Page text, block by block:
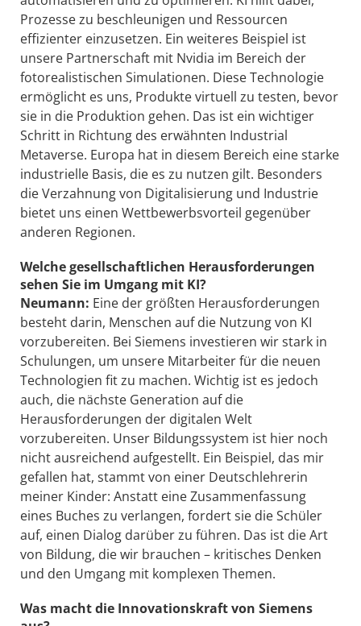
Prozesse zu beschleunigen und Ressourcen
effizienter einzusetzen. Ein weiteres Beispiel ist
unsere Partnerschaft mit Nvidia im Bereich der
fotorealistischen Simulationen. Diese Technologie
ermöglicht es uns, Produkte virtuell zu testen, bevor
sie in die Produktion gehen. Das ist ein wichtiger
Schritt in Richtung des erwähnten Industrial
Metaverse. Europa hat in diesem Bereich eine starke
industrielle Basis, die es zu nutzen gilt. Besonders
die Verzahnung von Digitalisierung und Industrie
bietet uns einen Wettbewerbsvorteil gegenüber
anderen Regionen.
Welche gesellschaftlichen Herausforderungen
sehen Sie im Umgang mit KI?
Neumann: Eine der größten Herausforderungen
besteht darin, Menschen auf die Nutzung von KI
vorzubereiten. Bei Siemens investieren wir stark in
Schulungen, um unsere Mitarbeiter für die neuen
Technologien fit zu machen. Wichtig ist es jedoch
auch, die nächste Generation auf die
Herausforderungen der digitalen Welt
vorzubereiten. Unser Bildungssystem ist hier noch
nicht ausreichend aufgestellt. Ein Beispiel, das mir
gefallen hat, stammt von einer Deutschlehrerin
meiner Kinder: Anstatt eine Zusammenfassung
eines Buches zu verlangen, fordert sie die Schüler
auf, einen Dialog darüber zu führen. Das ist die Art
von Bildung, die wir brauchen – kritisches Denken
und den Umgang mit komplexen Themen.
Was macht die Innovationskraft von Siemens